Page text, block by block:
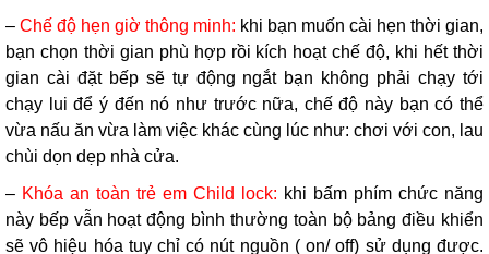
– Chế độ hẹn giờ thông minh: khi bạn muốn cài hẹn thời gian,
bạn chọn thời gian phù hợp rồi kích hoạt chế độ, khi hết thời
gian cài đặt bếp sẽ tự động ngắt bạn không phải chạy tới
chạy lui để ý đến nó như trước nữa, chế độ này bạn có thể
vừa nấu ăn vừa làm việc khác cùng lúc như: chơi với con, lau
chùi dọn dẹp nhà cửa.
– Khóa an toàn trẻ em Child lock: khi bấm phím chức năng
này bếp vẫn hoạt động bình thường toàn bộ bảng điều khiển
sẽ vô hiệu hóa tuy chỉ có nút nguồn ( on/ off) sử dụng được.